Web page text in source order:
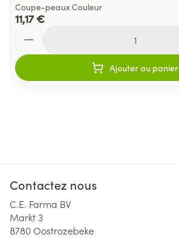
Coupe-peaux Couleur
11,17 €
Ajouter au panier
Contactez nous
C.E. Farma BV
Markt 3
8780Oostrozebeke